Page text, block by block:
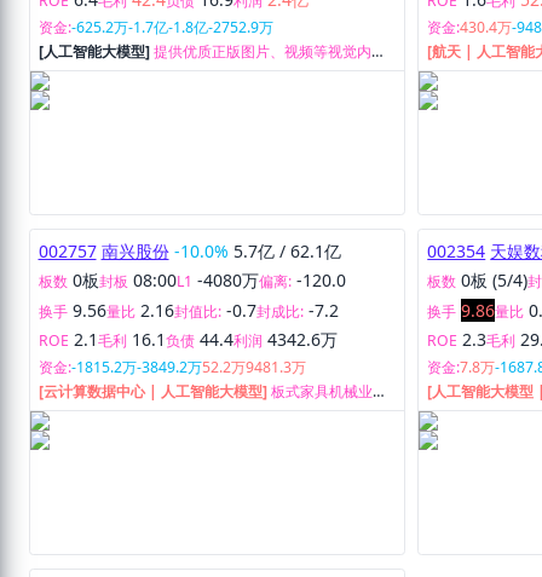
资金:-625.2万-1.7亿-1.8亿-2752.9万
[人工智能大模型]提供优质正版图片、视频等视觉内容
及增值服务。
资金:430.4万-
[航天 | 人工智能
汽车及轨道交通
基础设施、新能
统与服务等数字
002757 南兴股份 -10.0% 5.7亿 / 62.1亿
板数 0板封板 08:00L1 -4080万偏离: -120.0
换手 9.56量比 2.16封值比: -0.7封成比: -7.2
ROE 2.1毛利 16.1负债 44.4利润 4342.6万
资金:-1815.2万-3849.2万52.2万9481.3万
[云计算数据中心 | 人工智能大模型]板式家具机械业务
和IDC及云计算相关服务。
002354 天娱
板数 0板 (5/4)
换手 9.86量比
ROE 2.3毛利
资金:7.8万-
[人工智能大模
品牌内容流量。